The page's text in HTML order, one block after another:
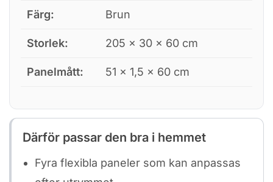
Färg: Brun
Storlek: 205 × 30 × 60 cm
Panelmått: 51 × 1,5 × 60 cm
Därför passar den bra i hemmet
Fyra flexibla paneler som kan anpassas